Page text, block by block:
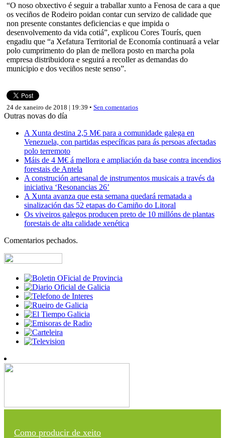
“O noso obxectivo é seguir a traballar xunto a Fenosa de cara a que
os veciños de Rodeiro poidan contar cun servizo de calidade que
non presente constantes deficiencias e que impida o
desenvolvemento da vida cotiá”, explicou Cores Tourís, quen
engadiu que “a Xefatura Territorial de Economía continuará a velar
polo cumprimento do plan de mellora posto en marcha pola
empresa distribuidora e seguirá a recoller as demandas do
municipio e dos veciños neste senso”.
24 de xaneiro de 2018 | 19:39 • Sen comentarios
Outras novas do día
A Xunta destina 2,5 M€ para a comunidade galega en
Venezuela, con partidas específicas para ás persoas afectadas
polo terremoto
Máis de 4 M€ á mellora e ampliación da base contra incendios
forestais de Antela
A construción artesanal de instrumentos musicais a través da
iniciativa ‘Resonancias 26’
A Xunta avanza que esta semana quedará rematada a
sinalización das 52 etapas do Camiño do Litoral
Os viveiros galegos producen preto de 10 millóns de plantas
forestais de alta calidade xenética
Comentarios pechados.
Como producir de xeito